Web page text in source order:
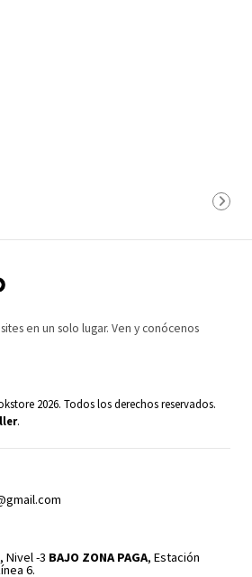
en un solo lugar. Ven y conócenos
2026. Todos los derechos reservados.
.
Nivel -3 BAJO ZONA PAGA, Estación
6.